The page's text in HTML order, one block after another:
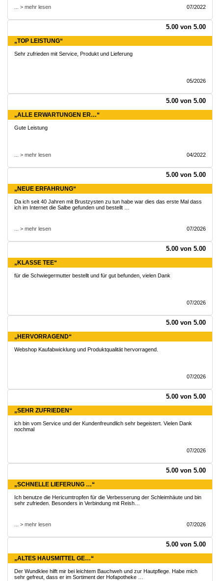
... > mehr lesen 07/2022
5.00 von 5.00
„TOP LEISTUNG“
Sehr zufrieden mit Service, Produkt und Lieferung
05/2026
5.00 von 5.00
„ALLE ERWARTUNGEN ER…“
Gute Leistung
... > mehr lesen 04/2022
5.00 von 5.00
„NEUE ERFAHRUNG“
Da ich seit 40 Jahren mit Brustzysten zu tun habe war dies das erste Mal dass
ich im Internet die Salbe gefunden und bestellt …
... > mehr lesen 07/2026
5.00 von 5.00
„KLASSE TEE“
für die Schwiegermutter bestellt und für gut befunden, vielen Dank
07/2026
5.00 von 5.00
„HERVORRAGEND“
Webshop Kaufabwicklung und Produktqualität hervorragend.
07/2026
5.00 von 5.00
„SEHR ZUFRIEDEN“
ich bin vom Service und der Kundenfreundlich sehr begeistert. Vielen Dank
nochmal
07/2026
5.00 von 5.00
„SCHNELLE LIEFERUNG …“
Ich benutze die Hericumtropfen für die Verbesserung der Schleimhäute und bin
sehr zufrieden. Besonders in Verbindung mit Reish…
... > mehr lesen 07/2026
5.00 von 5.00
„ALTES HAUSMITTEL GE…“
Der Wundklee hilft mir bei leichtem Bauchweh und zur Hautpflege. Habe mich
sehr gefreut, dass er im Sortiment der Hofapotheke …